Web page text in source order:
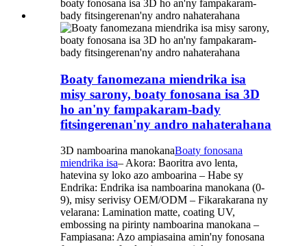
Boaty fanomezana miendrika isa
misy sarony, boaty fonosana isa 3D
ho an'ny fampakaram-bady
fitsingerenan'ny andro nahaterahana
3D namboarina manokanaBoaty fonosana
miendrika isa– Akora: Baoritra avo lenta,
hatevina sy loko azo amboarina – Habe sy
Endrika: Endrika isa namboarina manokana (0-
9), misy serivisy OEM/ODM – Fikarakarana ny
velarana: Lamination matte, coating UV,
embossing na pirinty namboarina manokana –
Fampiasana: Azo ampiasaina amin'ny fonosana